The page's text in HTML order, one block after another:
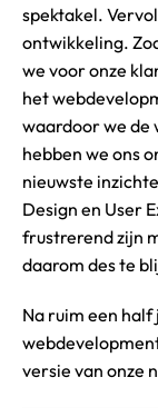
spektakel.
ontwikkeling.
we voor onze
het
waardoor we de
hebben we ons
nieuwste
Design en User
frustrerend zijn
daarom des te
Na ruim een
versie van onze